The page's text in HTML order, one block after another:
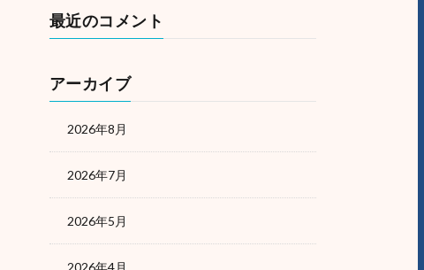
最近のコメント
アーカイブ
2026年8月
2026年7月
2026年5月
2026年4月